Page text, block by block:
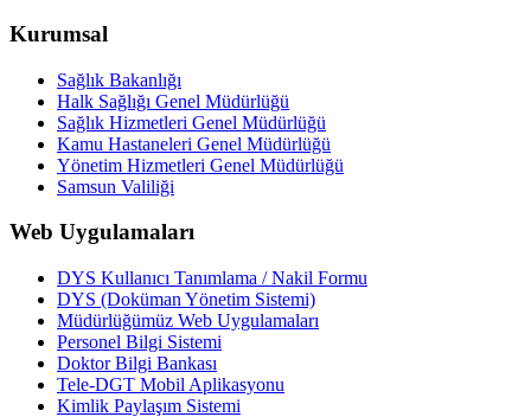
Kurumsal
Sağlık Bakanlığı
Halk Sağlığı Genel Müdürlüğü
Sağlık Hizmetleri Genel Müdürlüğü
Kamu Hastaneleri Genel Müdürlüğü
Yönetim Hizmetleri Genel Müdürlüğü
Samsun Valiliği
Web Uygulamaları
DYS Kullanıcı Tanımlama / Nakil Formu
DYS (Doküman Yönetim Sistemi)
Müdürlüğümüz Web Uygulamaları
Personel Bilgi Sistemi
Doktor Bilgi Bankası
Tele-DGT Mobil Aplikasyonu
Kimlik Paylaşım Sistemi